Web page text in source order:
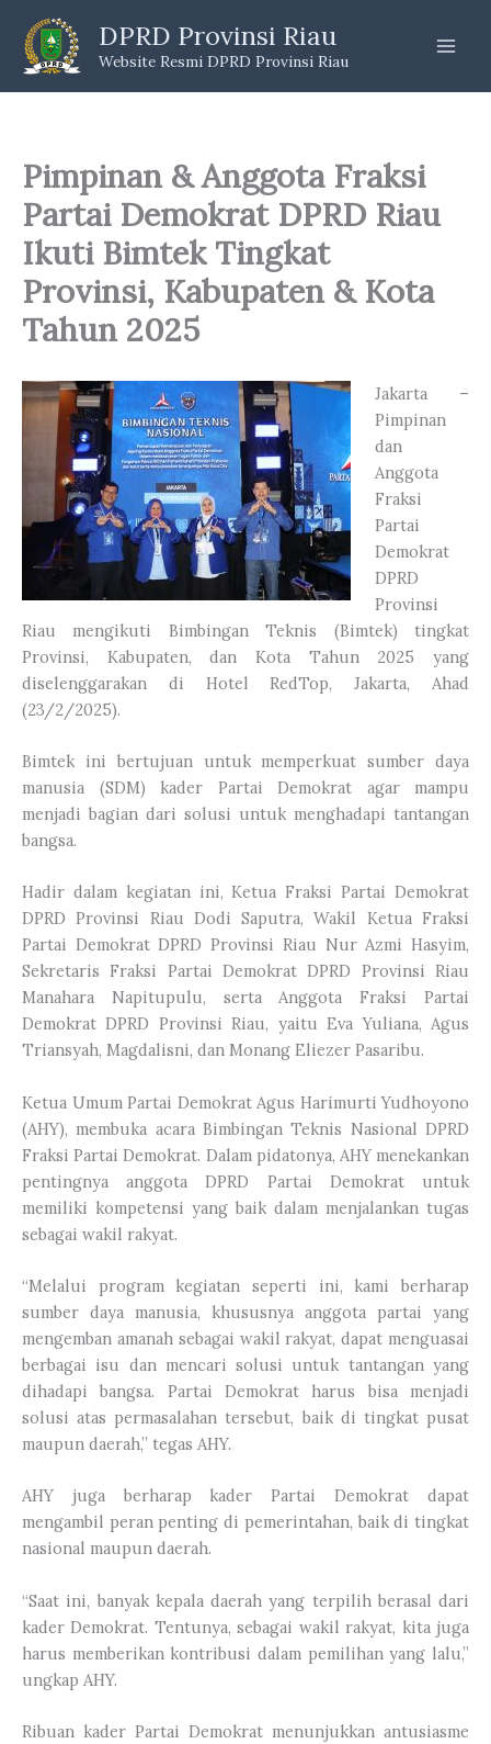
content
DPRD Provinsi Riau
Website Resmi DPRD Provinsi Riau
Pimpinan & Anggota Fraksi
Partai Demokrat DPRD Riau
Ikuti Bimtek Tingkat
Provinsi, Kabupaten & Kota
Tahun 2025
Jakarta –
Pimpinan
dan
Anggota
Fraksi
Partai
Demokrat
DPRD
Provinsi
Riau mengikuti Bimbingan Teknis (Bimtek) tingkat
Provinsi, Kabupaten, dan Kota Tahun 2025 yang
diselenggarakan di Hotel RedTop, Jakarta, Ahad
(23/2/2025).
Bimtek ini bertujuan untuk memperkuat sumber daya
manusia (SDM) kader Partai Demokrat agar mampu
menjadi bagian dari solusi untuk menghadapi tantangan
bangsa.
Hadir dalam kegiatan ini, Ketua Fraksi Partai Demokrat
DPRD Provinsi Riau Dodi Saputra, Wakil Ketua Fraksi
Partai Demokrat DPRD Provinsi Riau Nur Azmi Hasyim,
Sekretaris Fraksi Partai Demokrat DPRD Provinsi Riau
Manahara Napitupulu, serta Anggota Fraksi Partai
Demokrat DPRD Provinsi Riau, yaitu Eva Yuliana, Agus
Triansyah, Magdalisni, dan Monang Eliezer Pasaribu.
Ketua Umum Partai Demokrat Agus Harimurti Yudhoyono
(AHY), membuka acara Bimbingan Teknis Nasional DPRD
Fraksi Partai Demokrat. Dalam pidatonya, AHY menekankan
pentingnya anggota DPRD Partai Demokrat untuk
memiliki kompetensi yang baik dalam menjalankan tugas
sebagai wakil rakyat.
“Melalui program kegiatan seperti ini, kami berharap
sumber daya manusia, khususnya anggota partai yang
mengemban amanah sebagai wakil rakyat, dapat menguasai
berbagai isu dan mencari solusi untuk tantangan yang
dihadapi bangsa. Partai Demokrat harus bisa menjadi
solusi atas permasalahan tersebut, baik di tingkat pusat
maupun daerah,” tegas AHY.
AHY juga berharap kader Partai Demokrat dapat
mengambil peran penting di pemerintahan, baik di tingkat
nasional maupun daerah.
“Saat ini, banyak kepala daerah yang terpilih berasal dari
kader Demokrat. Tentunya, sebagai wakil rakyat, kita juga
harus memberikan kontribusi dalam pemilihan yang lalu,”
ungkap AHY.
Ribuan kader Partai Demokrat menunjukkan antusiasme